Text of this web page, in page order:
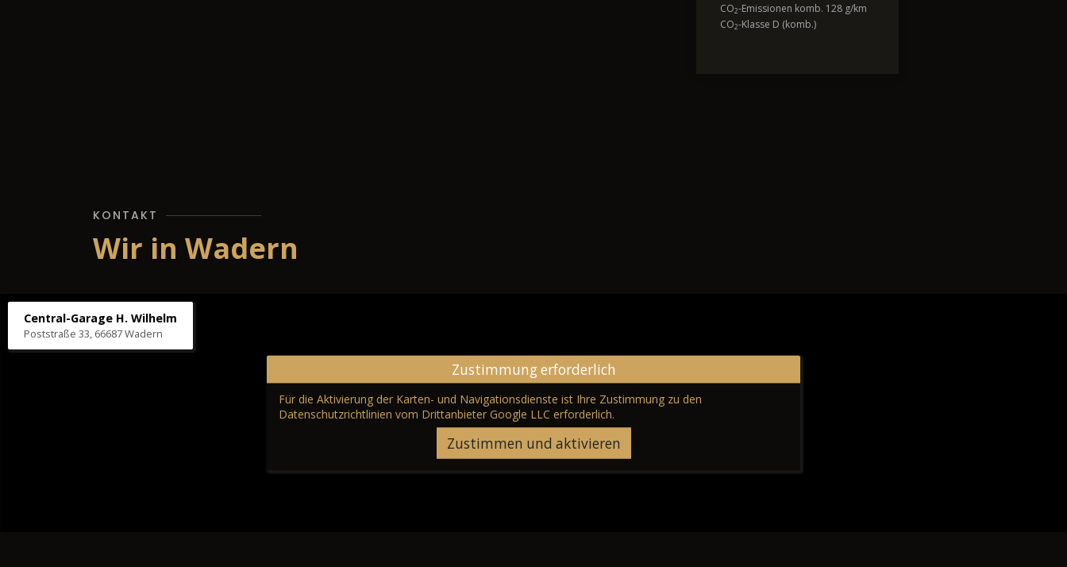
CO2-Emissionen komb. 128 g/km
CO2-Klasse D (komb.)
KONTAKT
Wir in Wadern
Central-Garage H. Wilhelm
Poststraße 33, 66687 Wadern
Zustimmung erforderlich
Für die Aktivierung der Karten- und Navigationsdienste ist Ihre Zustimmung zu den
Datenschutzrichtlinien vom Drittanbieter Google LLC erforderlich.
Zustimmen und aktivieren